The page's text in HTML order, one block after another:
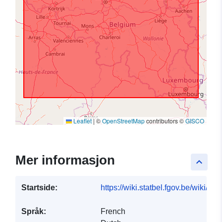
Leaflet|©OpenStreetMapcontributors ©GISCO
keyboard_arrow_up
Mer informasjon
Startside: https://wiki.statbel.fgov.be/wiki/
Språk:
French